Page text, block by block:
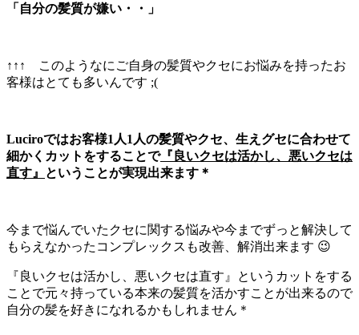
「自分の髪質が嫌い・・」
↑↑↑ このようなにご自身の髪質やクセにお悩みを持ったお
客様はとても多いんです ;(
Luciroではお客様1人1人の髪質やクセ、生えグセに合わせて
細かくカットをすることで『良いクセは活かし、悪いクセは
直す』
ということが実現出来ます＊
今まで悩んでいたクセに関する悩みや今までずっと解決して
もらえなかったコンプレックスも改善、解消出来ます 😉
『良いクセは活かし、悪いクセは直す』というカットをする
ことで元々持っている本来の髪質を活かすことが出来るので
自分の髪を好きになれるかもしれません＊